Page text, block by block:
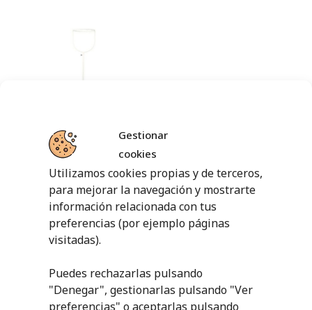
Gestionar
cookies
Utilizamos cookies propias y de terceros,
para mejorar la navegación y mostrarte
información relacionada con tus
preferencias (por ejemplo páginas
visitadas).
Puedes rechazarlas pulsando
"Denegar", gestionarlas pulsando "Ver
preferencias" o aceptarlas pulsando
JUEGO NETBALL
219,87
sin IVA
266,04€iva incl.)
AÑADIR AL
CARRITO
PRODUCTOS RELACIONADOS